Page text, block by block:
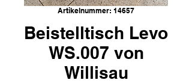
Artikelnummer: 14657
Beistelltisch Levo
WS.007 von
Willisau